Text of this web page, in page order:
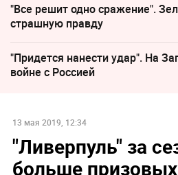
"Все решит одно сражение".
страшную правду
"Придется нанести удар". На
войне с Россией
13 мая 2019, 12:34
"Ливерпуль" за
больше